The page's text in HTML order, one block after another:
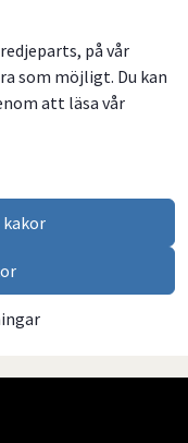
på vår
som möjligt. Du kan
att läsa vår
kakor